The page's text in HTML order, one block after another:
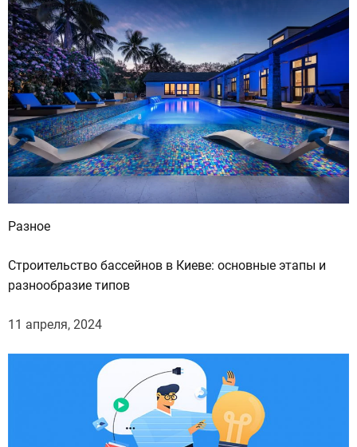
:
Разное
Строительство бассейнов в Киеве: основные этапы и
разнообразие типов
11 апреля, 2024